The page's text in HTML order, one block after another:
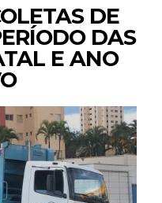
DE
DAS
E ANO